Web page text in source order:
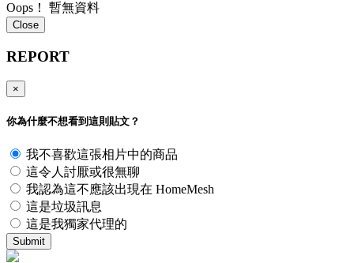
Oops！ 暫無資料
Close
REPORT
×
你為什麼不想看到這則貼文？
我不喜歡這張相片中的商品
這令人討厭或很無聊
我認為這不應該出現在 HomeMesh
這是垃圾訊息
這是我獨家代理的
Submit